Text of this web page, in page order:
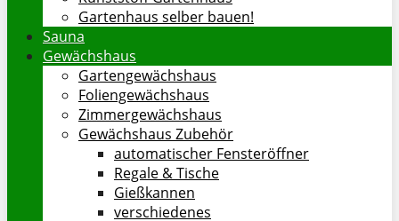
Gartenhaus selber bauen!
Sauna
Gewächshaus
Gartengewächshaus
Foliengewächshaus
Zimmergewächshaus
Gewächshaus Zubehör
automatischer Fensteröffner
Regale & Tische
Gießkannen
verschiedenes